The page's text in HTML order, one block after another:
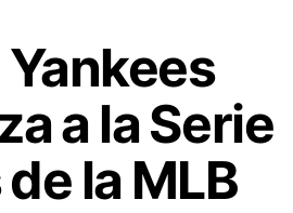
a la Serie
la MLB